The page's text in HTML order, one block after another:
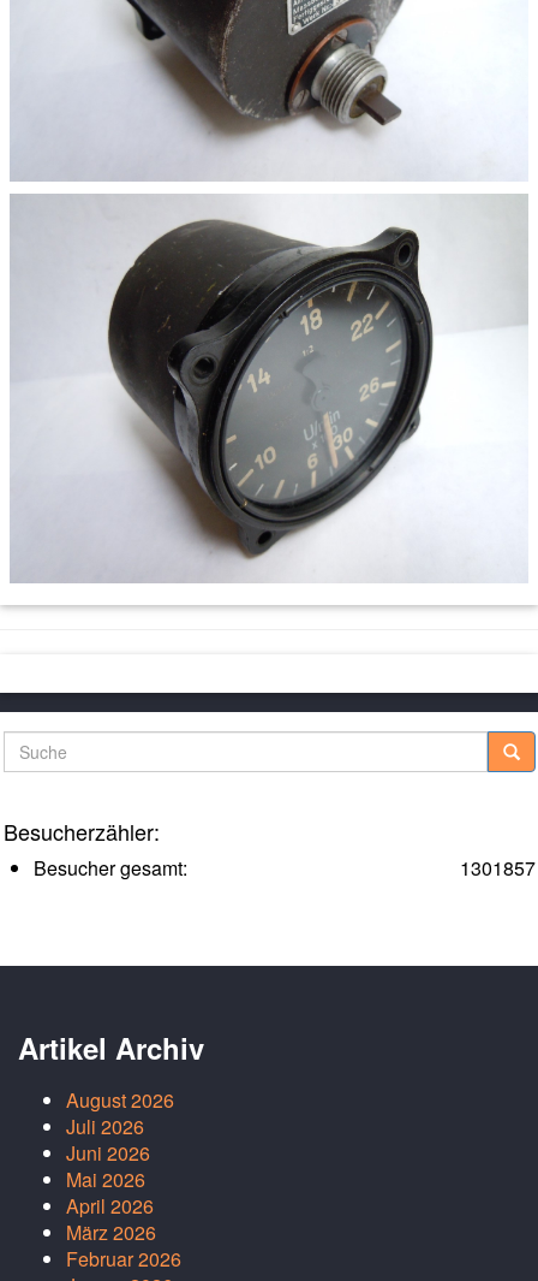
Suche
Besucherzähler:
1301857
Besucher gesamt:
Artikel Archiv
August 2026
Juli 2026
Juni 2026
Mai 2026
April 2026
März 2026
Februar 2026